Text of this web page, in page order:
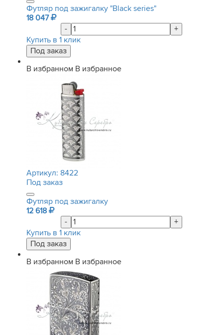
Футляр под зажигалку "Black series"
18 047
-
+
Купить в 1 клик
В избранном В избранное
Артикул: 8422
Под заказ
Футляр под зажигалку
12 618
-
+
Купить в 1 клик
В избранном В избранное